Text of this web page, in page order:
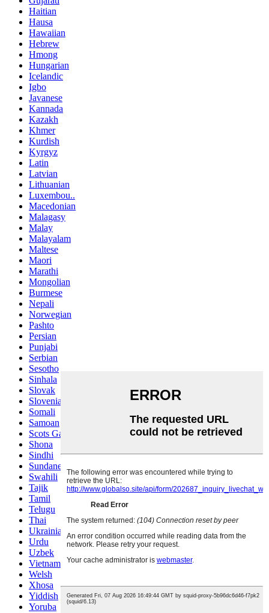
Haitian
Hausa
Hawaiian
Hebrew
Hmong
Hungarian
Icelandic
Igbo
Javanese
Kannada
Kazakh
Khmer
Kurdish
Kyrgyz
Latin
Latvian
Lithuanian
Luxembou..
Macedonian
Malagasy
Malay
Malayalam
Maltese
Maori
Marathi
Mongolian
Burmese
Nepali
Norwegian
Pashto
Persian
Punjabi
Serbian
Sesotho
Sinhala
Slovak
Slovenian
Somali
Samoan
Scots Gaelic
Shona
Sindhi
Sundanese
Swahili
Tajik
Tamil
Telugu
Thai
Ukrainian
Urdu
Uzbek
Vietnamese
Welsh
Xhosa
Yiddish
Yoruba